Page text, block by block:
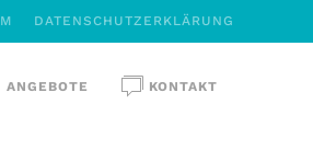
DATENSCHUTZERKLÄRUNG
ANGEBOTE KONTAKT